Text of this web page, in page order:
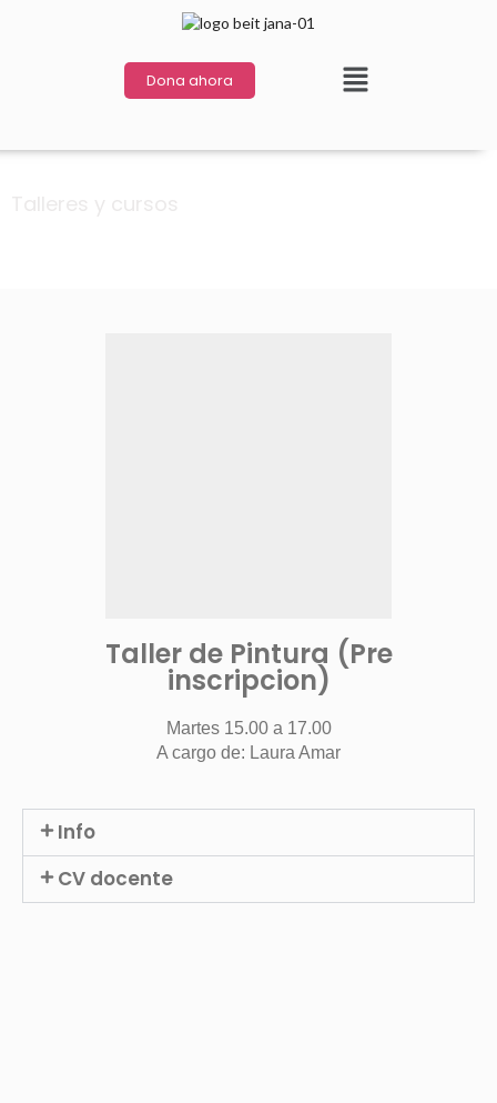
Dona ahora
Taller de Pintura (Pre
inscripcion)
Martes 15.00 a 17.00
A cargo de: Laura Amar
Info
CV docente